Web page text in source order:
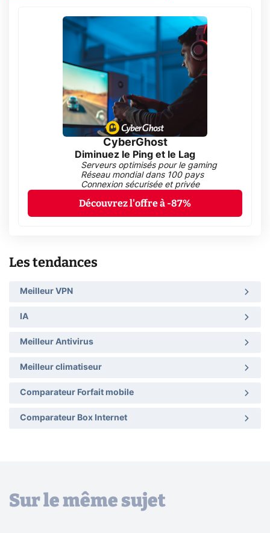
CyberGhost
Diminuez le Ping et le Lag
Serveurs optimisés pour le gaming
Réseau mondial dans 100 pays
Connexion sécurisée et privée
Découvrez l'offre à -87%
Les tendances
Meilleur VPN
IA
Meilleur Antivirus
Meilleur climatiseur
Comparateur Forfait mobile
Comparateur Box Internet
Sur le même sujet